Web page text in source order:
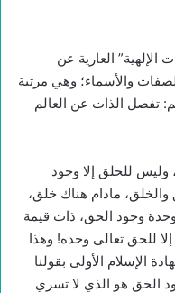
الإلهية” العارية عن
والأسماء؛ وهي مرتبة
تفصل الذات عن العالم
وليس للخلق إلا وجود
والخلق، مادام هناك خلق،
وجود الحق، ذات قيمة
للحق تعالى وحده! وهذا
الإسلام الأولى بقولنا
الحق هو الذي لا تسري